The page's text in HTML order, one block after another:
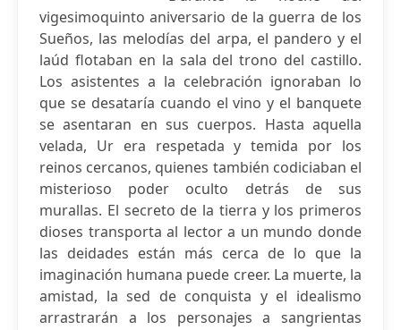
vigesimoquinto aniversario de la guerra de los
Sueños, las melodías del arpa, el pandero y el
laúd flotaban en la sala del trono del castillo.
Los asistentes a la celebración ignoraban lo
que se desataría cuando el vino y el banquete
se asentaran en sus cuerpos. Hasta aquella
velada, Ur era respetada y temida por los
reinos cercanos, quienes también codiciaban el
misterioso poder oculto detrás de sus
murallas. El secreto de la tierra y los primeros
dioses transporta al lector a un mundo donde
las deidades están más cerca de lo que la
imaginación humana puede creer. La muerte, la
amistad, la sed de conquista y el idealismo
arrastrarán a los personajes a sangrientas